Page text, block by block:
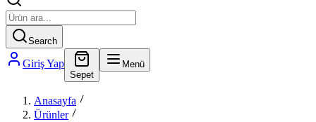
Search
Giriş Yap
Sepet
Menü
Anasayfa
Ürünler